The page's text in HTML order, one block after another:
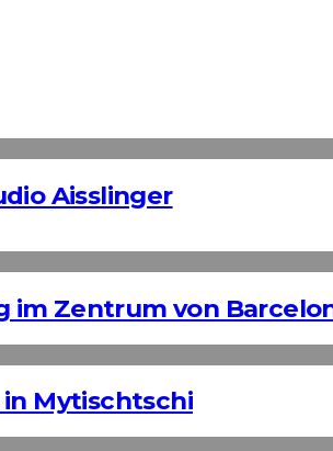
Aisslinger
im Zentrum von
in Mytischtschi